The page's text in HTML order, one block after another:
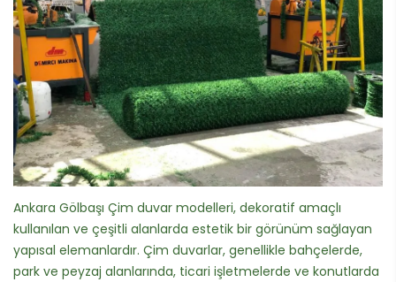
Ankara Gölbaşı Çim duvar modelleri, dekoratif amaçlı
kullanılan ve çeşitli alanlarda estetik bir görünüm sağlayan
yapısal elemanlardır. Çim duvarlar, genellikle bahçelerde,
park ve peyzaj alanlarında, ticari işletmelerde ve konutlarda